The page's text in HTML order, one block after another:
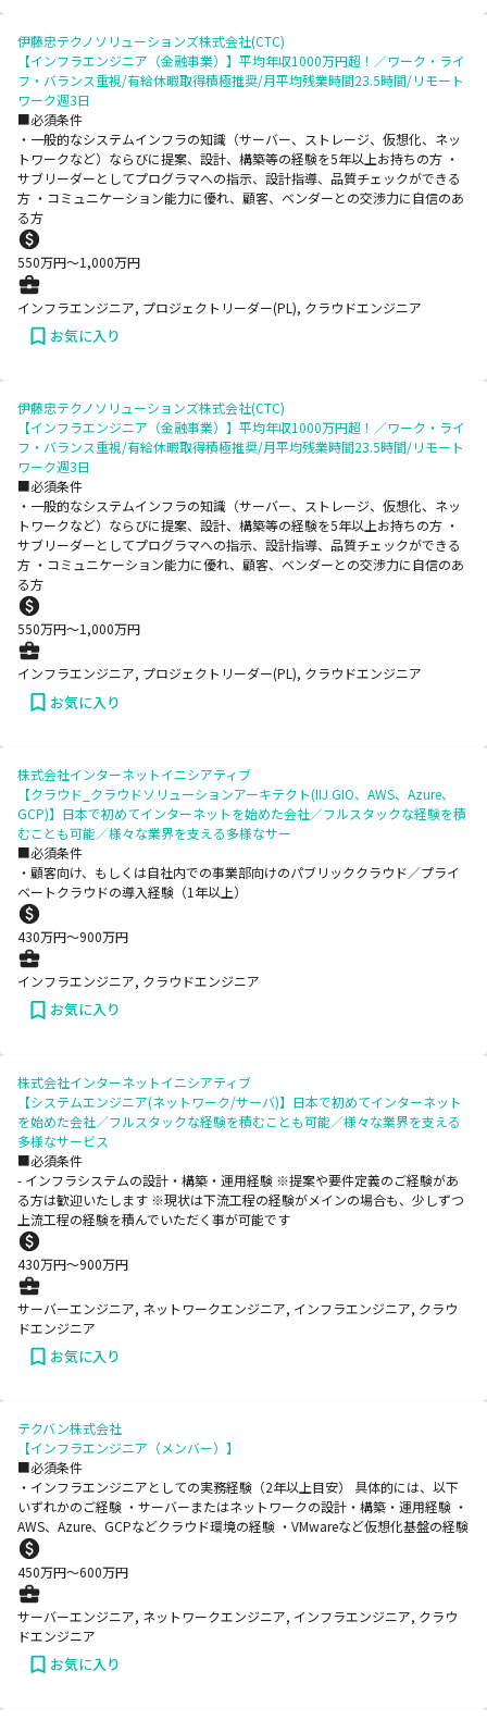
伊藤忠テクノソリューションズ株式会社(CTC)
【インフラエンジニア（金融事業）】平均年収1000万円超！／ワーク・ライ
フ・バランス重視/有給休暇取得積極推奨/月平均残業時間23.5時間/リモート
ワーク週3日
■必須条件
・一般的なシステムインフラの知識（サーバー、ストレージ、仮想化、ネッ
トワークなど）ならびに提案、設計、構築等の経験を5年以上お持ちの方 ・
サブリーダーとしてプログラマへの指示、設計指導、品質チェックができる
方 ・コミュニケーション能力に優れ、顧客、ベンダーとの交渉力に自信のあ
る方
550万円〜1,000万円
インフラエンジニア, プロジェクトリーダー(PL), クラウドエンジニア
お気に入り
伊藤忠テクノソリューションズ株式会社(CTC)
【インフラエンジニア（金融事業）】平均年収1000万円超！／ワーク・ライ
フ・バランス重視/有給休暇取得積極推奨/月平均残業時間23.5時間/リモート
ワーク週3日
■必須条件
・一般的なシステムインフラの知識（サーバー、ストレージ、仮想化、ネッ
トワークなど）ならびに提案、設計、構築等の経験を5年以上お持ちの方 ・
サブリーダーとしてプログラマへの指示、設計指導、品質チェックができる
方 ・コミュニケーション能力に優れ、顧客、ベンダーとの交渉力に自信のあ
る方
550万円〜1,000万円
インフラエンジニア, プロジェクトリーダー(PL), クラウドエンジニア
お気に入り
株式会社インターネットイニシアティブ
【クラウド_クラウドソリューションアーキテクト(IIJ GIO、AWS、Azure、
GCP)】日本で初めてインターネットを始めた会社／フルスタックな経験を積
むことも可能／様々な業界を支える多様なサー
■必須条件
・顧客向け、もしくは自社内での事業部向けのパブリッククラウド／プライ
ベートクラウドの導入経験（1年以上）
430万円〜900万円
インフラエンジニア, クラウドエンジニア
お気に入り
株式会社インターネットイニシアティブ
【システムエンジニア(ネットワーク/サーバ)】日本で初めてインターネット
を始めた会社／フルスタックな経験を積むことも可能／様々な業界を支える
多様なサービス
■必須条件
- インフラシステムの設計・構築・運用経験 ※提案や要件定義のご経験があ
る方は歓迎いたします ※現状は下流工程の経験がメインの場合も、少しずつ
上流工程の経験を積んでいただく事が可能です
430万円〜900万円
サーバーエンジニア, ネットワークエンジニア, インフラエンジニア, クラウ
ドエンジニア
お気に入り
テクバン株式会社
【インフラエンジニア（メンバー）】
■必須条件
・インフラエンジニアとしての実務経験（2年以上目安） 具体的には、以下
いずれかのご経験 ・サーバーまたはネットワークの設計・構築・運用経験 ・
AWS、Azure、GCPなどクラウド環境の経験 ・VMwareなど仮想化基盤の経験
450万円〜600万円
サーバーエンジニア, ネットワークエンジニア, インフラエンジニア, クラウ
ドエンジニア
お気に入り